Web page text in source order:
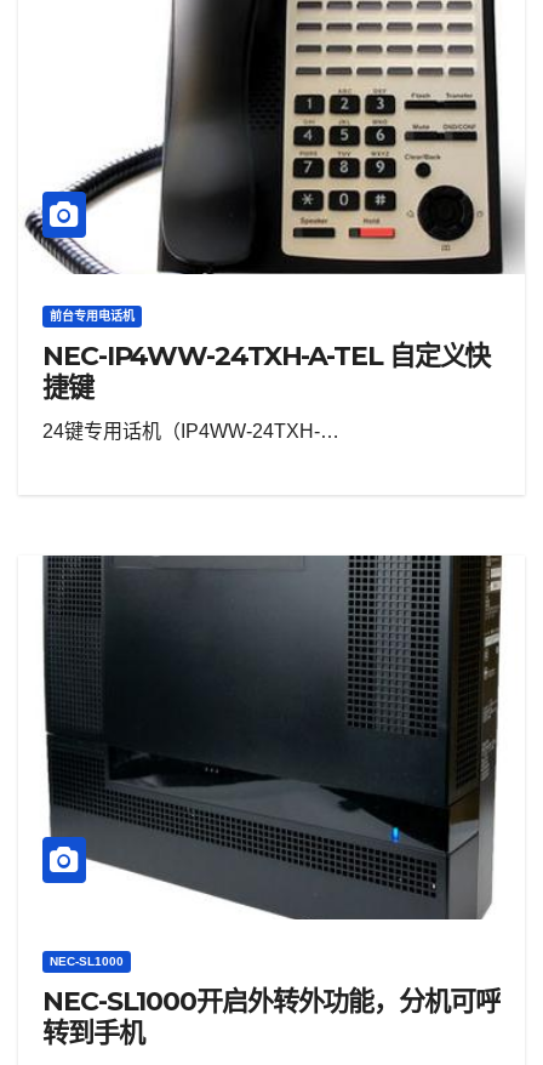
前台专用电话机
NEC-IP4WW-24TXH-A-TEL 自定义快
捷键
24键专用话机（IP4WW-24TXH-…
NEC-SL1000
NEC-SL1000开启外转外功能，分机可呼
转到手机